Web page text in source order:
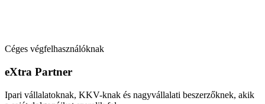
Céges végfelhasználóknak
eXtra Partner
Ipari vállalatoknak, KKV-knak és nagyvállalati beszerzőknek, akik